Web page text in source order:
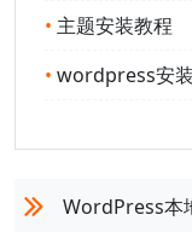
• 主题安装教程
• wordpress安
WordPress本